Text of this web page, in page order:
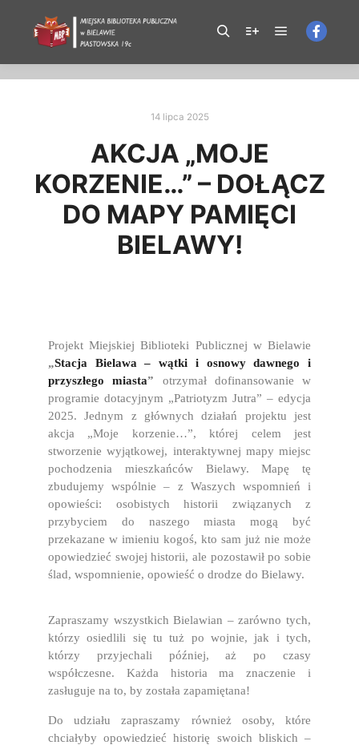
14 lipca 2025
AKCJA „MOJE
KORZENIE…” – DOŁĄCZ
DO MAPY PAMIĘCI
BIELAWY!
Projekt Miejskiej Biblioteki Publicznej w Bielawie
„Stacja Bielawa – wątki i osnowy dawnego i
przyszłego miasta” otrzymał dofinansowanie w
programie dotacyjnym „Patriotyzm Jutra” – edycja
2025. Jednym z głównych działań projektu jest
akcja „Moje korzenie…”, której celem jest
stworzenie wyjątkowej, interaktywnej mapy miejsc
pochodzenia mieszkańców Bielawy. Mapę tę
zbudujemy wspólnie – z Waszych wspomnień i
opowieści: osobistych historii związanych z
przybyciem do naszego miasta mogą być
przekazane w imieniu kogoś, kto sam już nie może
opowiedzieć swojej historii, ale pozostawił po sobie
ślad, wspomnienie, opowieść o drodze do Bielawy.
Zapraszamy wszystkich Bielawian – zarówno tych,
którzy osiedlili się tu tuż po wojnie, jak i tych,
którzy przyjechali później, aż po czasy
współczesne. Każda historia ma znaczenie i
zasługuje na to, by została zapamiętana!
Do udziału zapraszamy również osoby, które
chciałyby opowiedzieć historię swoich bliskich –